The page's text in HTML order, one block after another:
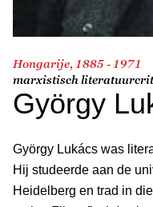
Hongarije, 1885 - 1971
marxistisch
György
György Lukács was
Hij studeerde aan de
Heidelberg en trad in